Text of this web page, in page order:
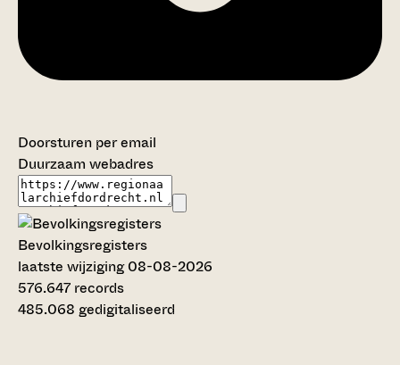
Doorsturen per email
Duurzaam webadres
Bevolkingsregisters
laatste wijziging 08-08-2026
576.647 records
485.068 gedigitaliseerd